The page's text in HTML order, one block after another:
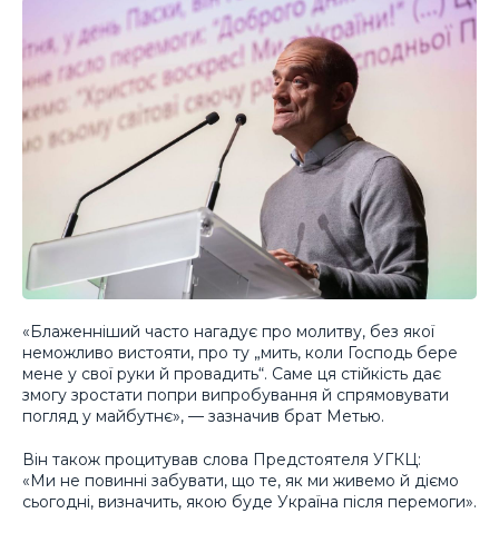
«Блаженніший часто нагадує про молитву, без якої
неможливо вистояти, про ту „мить, коли Господь бере
мене у свої руки й провадить“. Саме ця стійкість дає
змогу зростати попри випробування й спрямовувати
погляд у майбутнє», — зазначив брат Метью.
Він також процитував слова Предстоятеля УГКЦ:
«Ми не повинні забувати, що те, як ми живемо й діємо
сьогодні, визначить, якою буде Україна після перемоги».